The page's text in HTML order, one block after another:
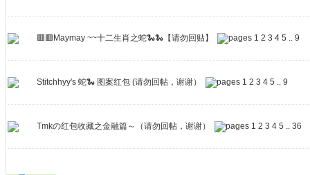
🟥🟥Maymay ~~十二生肖之蛇🐍🐍【请勿回贴】 1 2 3 4 5 .. 9
Stitchhyy's 蛇🐍 图案红包 (请勿回帖，谢谢） 1 2 3 4 5 .. 9
Tmkの红包收藏之金融篇～（请勿回帖，谢谢） 1 2 3 4 5 .. 36